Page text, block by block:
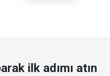
ilk adımı atın